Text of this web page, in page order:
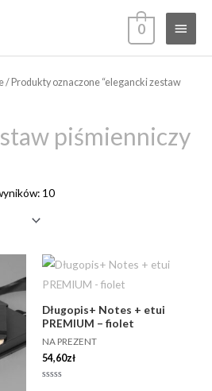
menu
0
/ Produkty oznaczone “elegancki zestaw
piśmienniczy
10
Długopis+ Notes + etui
PREMIUM – fiolet
NA PREZENT
54,60zł